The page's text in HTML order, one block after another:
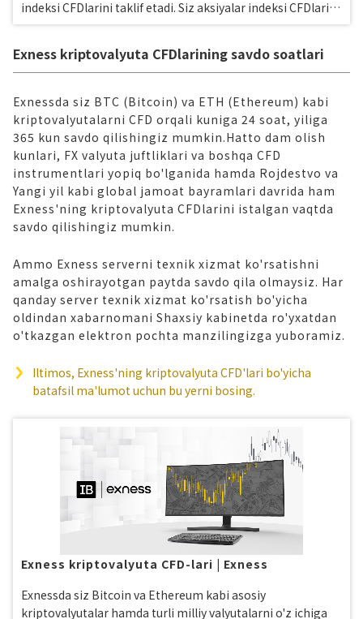
indeksi CFDlarini taklif etadi. Siz aksiyalar indeksi CFDlarini
qulay savdo sharoitlarida, jumladan 200x dan 400x gacha
mumkin.
Exness kriptovalyuta CFDlarining savdo soatlari
Exnessda siz BTC (Bitcoin) va ETH (Ethereum) kabi
kriptovalyutalarni CFD orqali kuniga 24 soat, yiliga
365 kun savdo qilishingiz mumkin.Hatto dam olish
kunlari, FX valyuta juftliklari va boshqa CFD
instrumentlari yopiq bo'lganida hamda Rojdestvo va
Yangi yil kabi global jamoat bayramlari davrida ham
Exness'ning kriptovalyuta CFDlarini istalgan vaqtda
savdo qilishingiz mumkin.
Ammo Exness serverni texnik xizmat ko'rsatishni
amalga oshirayotgan paytda savdo qila olmaysiz. Har
qanday server texnik xizmat ko'rsatish bo'yicha
oldindan xabarnomani Shaxsiy kabinetda ro'yxatdan
o'tkazgan elektron pochta manzilingizga yuboramiz.
Iltimos, Exness'ning kriptovalyuta CFD'lari bo'yicha
batafsil ma'lumot uchun bu yerni bosing.
Exness kriptovalyuta CFD-lari | Exness
Exnessda siz Bitcoin va Ethereum kabi asosiy
kriptovalyutalar hamda turli milliy valyutalarni o'z ichiga